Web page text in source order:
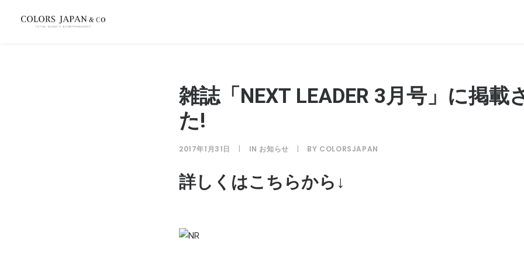
雑誌「NEXT LEADER 3月号」に掲載
た!
2017年1月31日 | IN お知らせ | BY COLORSJAPAN
詳しくはこちらから↓